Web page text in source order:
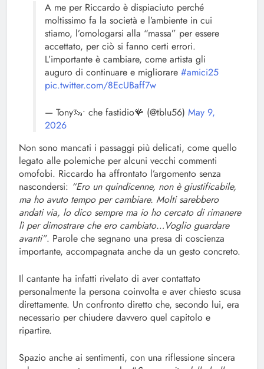
A me per Riccardo è dispiaciuto perché
moltissimo fa la società e l’ambiente in cui
stiamo, l’omologarsi alla “massa” per essere
accettato, per ciò si fanno certi errori.
L’importante è cambiare, come artista gli
auguro di continuare e migliorare #amici25
pic.twitter.com/8EcUBaff7w
— Tony🦦• che fastidio🪸 (@tblu56) May 9,
2026
Non sono mancati i passaggi più delicati, come quello
legato alle polemiche per alcuni vecchi commenti
omofobi. Riccardo ha affrontato l’argomento senza
nascondersi: “Ero un quindicenne, non è giustificabile,
ma ho avuto tempo per cambiare. Molti sarebbero
andati via, lo dico sempre ma io ho cercato di rimanere
lì per dimostrare che ero cambiato…Voglio guardare
avanti”. Parole che segnano una presa di coscienza
importante, accompagnata anche da un gesto concreto.
Il cantante ha infatti rivelato di aver contattato
personalmente la persona coinvolta e aver chiesto scusa
direttamente. Un confronto diretto che, secondo lui, era
necessario per chiudere davvero quel capitolo e
ripartire.
Spazio anche ai sentimenti, con una riflessione sincera